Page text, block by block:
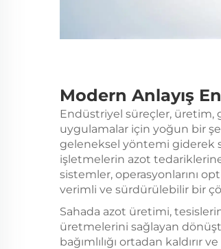
Modern Anlayış
Endüstriyel süreçler, üretim,
uygulamalar için yoğun bir
geleneksel yöntemi giderek
işletmelerin azot
sistemler, operasyonlarını
verimli ve sürdürülebilir bir
Sahada azot üretimi,
üretmelerini sağlayan
bağımlılığı ortadan